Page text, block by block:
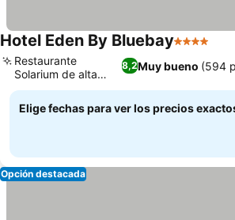
Hotel Eden By Bluebay4 Estrellas
8,2Muy bueno (594
Restaurante
Solarium de alta
cocina
Elige fechas para ver los precios
Opción destacada